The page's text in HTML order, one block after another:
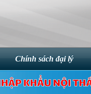
Chính sách đại lý